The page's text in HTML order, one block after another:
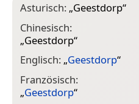
Asturisch: „Geestdorp“
Chinesisch:
„Geestdorp“
Englisch: „Geestdorp“
Französisch:
„Geestdorp“